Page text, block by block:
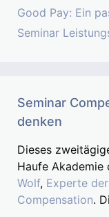
Good Pay: Ein
Seminar
Seminar
denken
Dieses
Haufe
Wolf, Experte
Compensation.